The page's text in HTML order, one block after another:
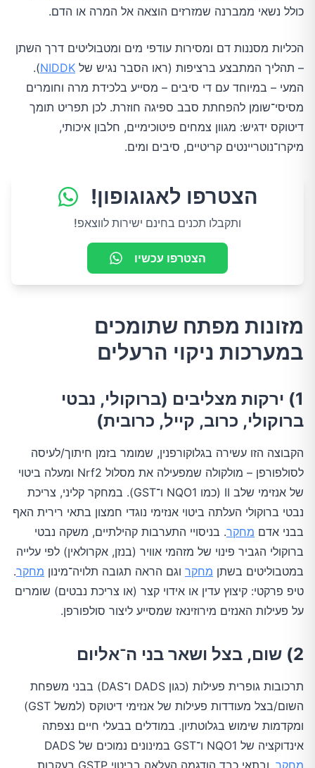
כולל נשאי ממברנה שמזרזים הוצאה אל המרה או הדם.
הכליות מסננות דם ומסירות עודפי מים ומטבוליטים דרך השתן
– תהליך המתבצע ברציפות (ראו הסבר נגיש של NIDDK
).
המעי – במיוחד עם די סיבים – מסייע בלכידת מרה וחומרים
מסיסי־שומן להפחתת סבב ספיגה חוזרת. לכן תפריט תומך
דיטוקס ידגיש: מגוון צמחים פיטוכימיים, חלבון איכותי,
מיקרו־נוטריינטים קריטיים, סיבים ומים.
הצטרפו לאגוגופון!
ותקבלו תכנים בחינם ישירות לווצאפ!
הצטרפו עכשיו
מזונות מפתח שתומכים
במערכות ניקוי הרעלים
1) ירקות מצליבים (ברוקולי, נבטי
ברוקולי, כרוב, קייל, כרובית)
הקבוצה הזו עשירה בגלוקורפנין, שמומר בזמן חיתוך/לעיסה
לסולפורפן – מולקולה שמפעילה את מסלול Nrf2 ומעלה ביטוי
של אנזימי שלב II (כמו NQO1 ו־GST). במחקר קליני, צריכת
נבטי ברוקולי העלתה ביטוי אנזימי נוגדי חמצון בתאי רירית האף
בבני אדם מחקר. בניסויי התערבות קהילתיים, משקה נבטי
ברוקולי הגביר פינוי של מזהמי אוויר (בנזן, אקרולאין) לפי עלייה
במטבוליטים בשתן מחקר וגם הראה תגובה תלויה־מינון מחקר.
טיפ פרקטי: קיצוץ עדין או אידוי קצר (או צריכת נבטים) שומרים
על פעילות האנזים מירוזינאז שמסייע ליצור סולפורפן.
2) שום, בצל ושאר בני ה־אליום
תרכובות גופרית פעילות (כגון DADS ו־DAS) בבני משפחת
השום/בצל מעודדות פעילות של אנזימי דיטוקס (למשל GST)
ומקדמות שימוש בגלוטתיון. במודלים בבעלי חיים נצפתה
אינדוקציה של NQO1 ו־GST במינונים נמוכים של DADS
מחקר
, ובתאי כבד הודגמה העלאה בביטוי GSTP בעקבות